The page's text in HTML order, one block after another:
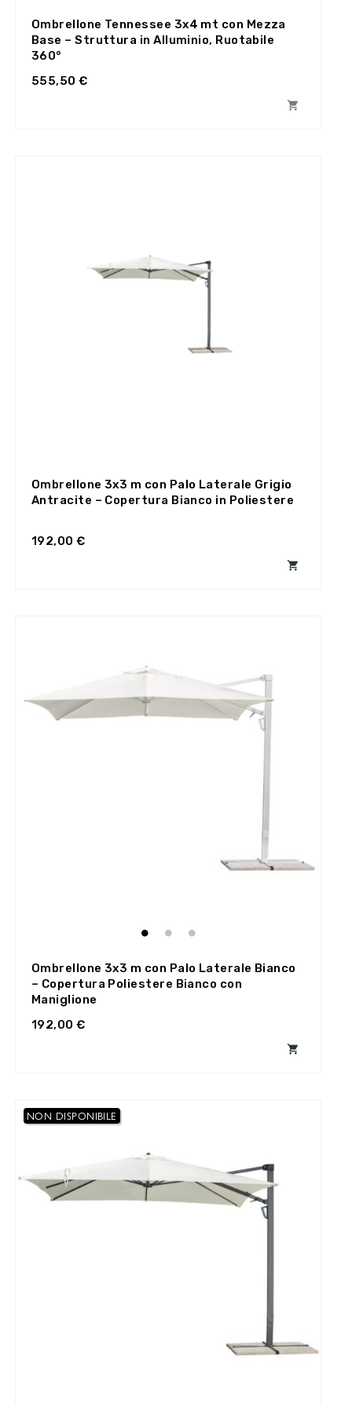
Ombrellone Tennessee 3x4 mt con Mezza
Base – Struttura in Alluminio, Ruotabile
360°
555,50 €

Ombrellone 3x3 m con Palo Laterale Grigio
Antracite – Copertura Bianco in Poliestere
192,00 €

Ombrellone 3x3 m con Palo Laterale Bianco
– Copertura Poliestere Bianco con
Maniglione
192,00 €

NON DISPONIBILE